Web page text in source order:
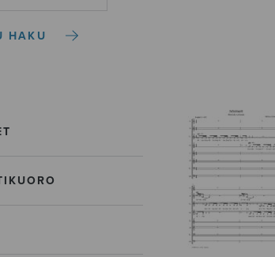
HAKU